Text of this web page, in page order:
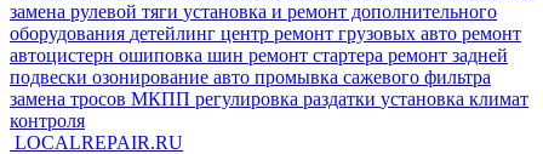
замена рулевой тяги установка и ремонт дополнительного
оборудования детейлинг центр ремонт грузовых авто ремонт
автоцистерн ошиповка шин ремонт стартера ремонт задней
подвески озонирование авто промывка сажевого фильтра
замена тросов МКПП регулировка раздатки установка климат
контроля
LOCALREPAIR.RU